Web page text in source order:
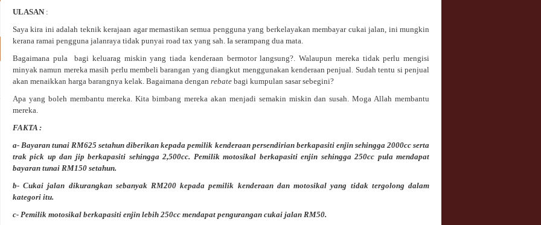
ULASAN:
Saya kira ini adalah teknik kerajaan agar memastikan semua pengguna yang berkelayakan membayar cukai jalan, ini mungkin
kerana ramai pengguna jalanraya tidak punyai road tax yang sah. Ia serampang dua mata.
Bagaimana pula bagi keluarag miskin yang tiada kenderaan bermotor langsung?. Walaupun mereka tidak perlu mengisi
minyak namun mereka masih perlu membeli barangan yang diangkut menggunakan kenderaan penjual. Sudah tentu si penjual
akan menaikkan harga barangnya kelak. Bagaimana dengan rebatebagi kumpulan sasar sebegini?
Apa yang boleh membantu mereka. Kita bimbang mereka akan menjadi semakin miskin dan susah. Moga Allah membantu
mereka.
FAKTA:
a- Bayaran tunai RM625 setahun diberikan kepada pemilik kenderaan persendirian berkapasiti enjin sehingga 2000cc serta
trak pick up dan jip berkapasiti sehingga 2,500cc. Pemilik motosikal berkapasiti enjin sehingga 250cc pula mendapat
bayaran tunai RM150 setahun.
b- Cukai jalan dikurangkan sebanyak RM200 kepada pemilik kenderaan dan motosikal yang tidak tergolong dalam
kategori itu.
c- Pemilik motosikal berkapasiti enjin lebih 250cc mendapat pengurangan cukai jalan RM50.